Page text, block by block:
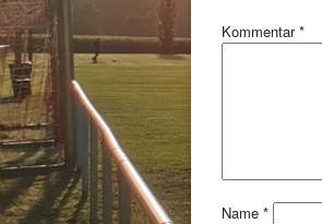
Kommentar*
Name *